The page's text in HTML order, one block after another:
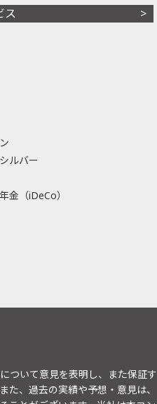
ス
ルバー
金（iDeCo）
ついて意見を表明し、また保証す
、過去の実績や予想・意見は、